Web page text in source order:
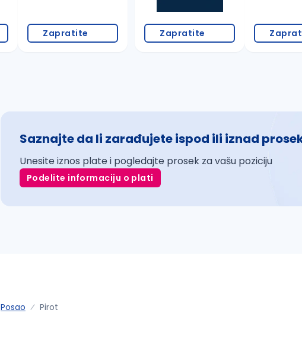
Zapratite Zapratite
Saznajte da li zarađujete ispod ili iznad
Unesite iznos plate i pogledajte prosek za vašu poziciju
Podelite informaciju o plati
Posao Pirot